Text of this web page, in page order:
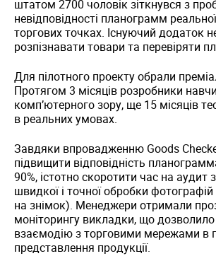
штатом 2700 чоловік зіткнувся з
невідповідності планограмм
торгових точках. Існуючий додаток
розпізнавати товари та перевіряти
Для пілотного проекту обрали
Протягом 3 місяців розробники
комп’ютерного зору, ще 15 місяців
в реальних умовах.
Завдяки впровадженню Goods
підвищити відповідність
90%, істотно скоротити час на аудит
швидкої і точної обробки
на знімок). Менеджери отримали
моніторингу викладки, що
взаємодію з торговими мережами в
представлення продукції.